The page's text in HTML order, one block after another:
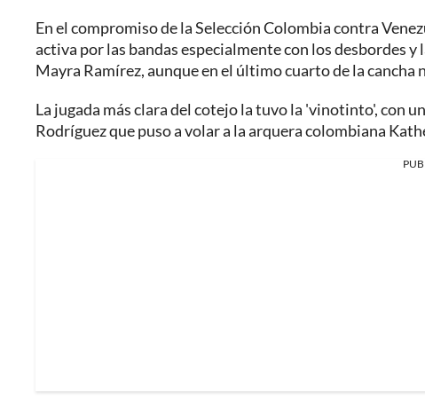
En el compromiso de la Selección Colombia contra
activa por las bandas especialmente con los desbordes
Mayra Ramírez, aunque en el último cuarto de la cancha
La jugada más clara del cotejo la tuvo la 'vinotinto', con
Rodríguez que puso a volar a la arquera colombiana